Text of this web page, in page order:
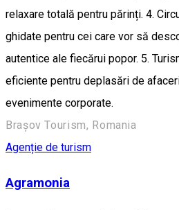
relaxare totală pentru părinți. 4.
ghidate pentru cei care vor să
autentice ale fiecărui popor. 5.
eficiente pentru deplasări de
evenimente corporate.
Brașov Tourism, Romania
Agenție de turism
Agramonia